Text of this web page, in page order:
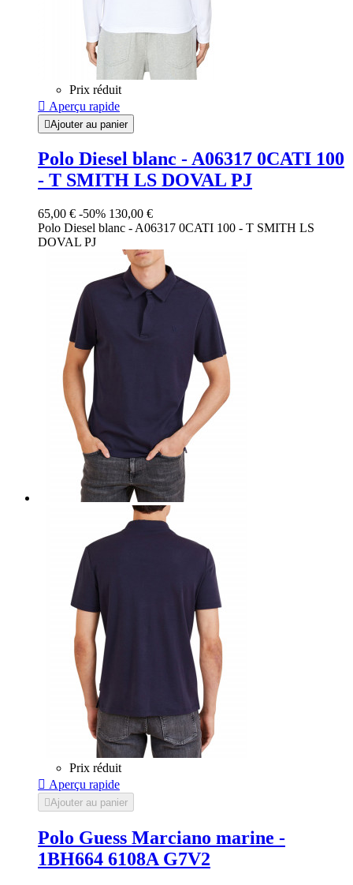
Prix réduit
 Aperçu rapide
Ajouter au panier
Polo Diesel blanc - A06317 0CATI 100
- T SMITH LS DOVAL PJ
65,00 € -50% 130,00 €
Polo Diesel blanc - A06317 0CATI 100 - T SMITH LS
DOVAL PJ
Prix réduit
 Aperçu rapide
Ajouter au panier
Polo Guess Marciano marine -
1BH664 6108A G7V2